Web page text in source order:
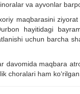
va ayvonlar
maqbarasini
hayitidagi
uchun barcha
davomida maqbara
choralari ham ko‘rilgan.